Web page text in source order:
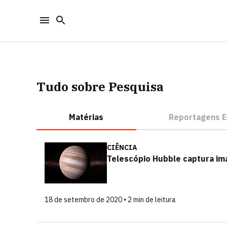
Tudo sobre Pesquisa
Matérias Reportagens
CIÊNCIA
Telescópio Hubble captura
18 de setembro de 2020 • 2 min de leitura